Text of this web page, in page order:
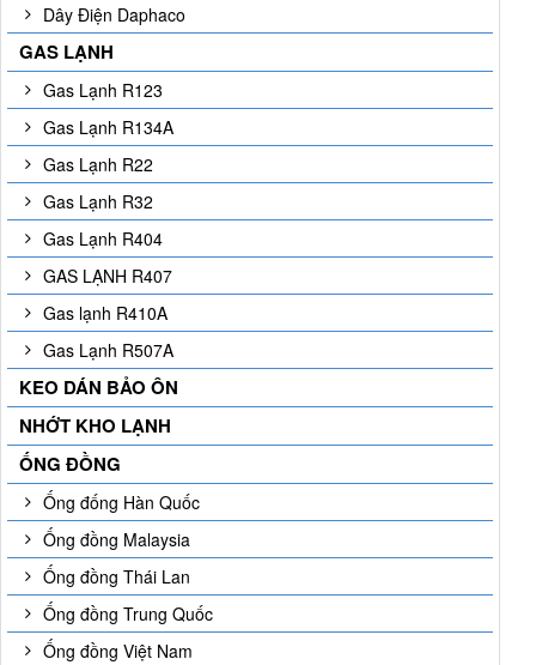
Dây Điện Daphaco
GAS LẠNH
Gas Lạnh R123
Gas Lạnh R134A
Gas Lạnh R22
Gas Lạnh R32
Gas Lạnh R404
GAS LẠNH R407
Gas lạnh R410A
Gas Lạnh R507A
KEO DÁN BẢO ÔN
NHỚT KHO LẠNH
ỐNG ĐỒNG
Ống đống Hàn Quốc
Ống đồng Malaysia
Ống đồng Thái Lan
Ống đồng Trung Quốc
Ống đồng Việt Nam